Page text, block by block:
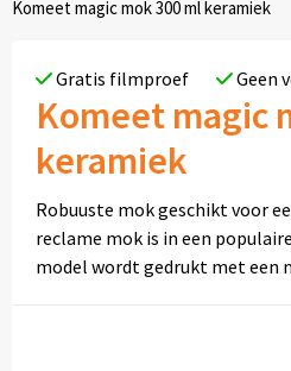
Drinkflessen
Thermosbekers
Sportflessen
Komeet magic mok 300 ml keramiek
Gratis filmproef Geen
Komeet magic
keramiek
Robuuste mok geschikt voor
reclame mok is in een
model wordt gedrukt met een